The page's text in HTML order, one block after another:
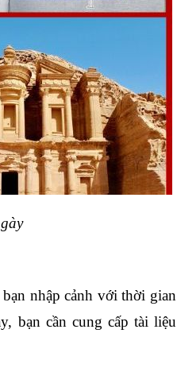
nhập cảnh với thời gian
bạn cần cung cấp tài liệu